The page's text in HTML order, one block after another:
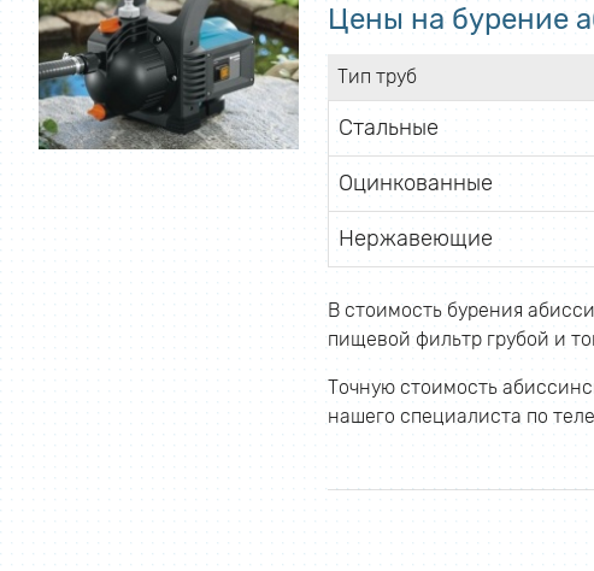
Цены на бурение
Тип труб
Стальные
Оцинкованные
Нержавеющие
В стоимость бурения
пищевой фильтр грубой и
Точную стоимость
нашего специалиста по